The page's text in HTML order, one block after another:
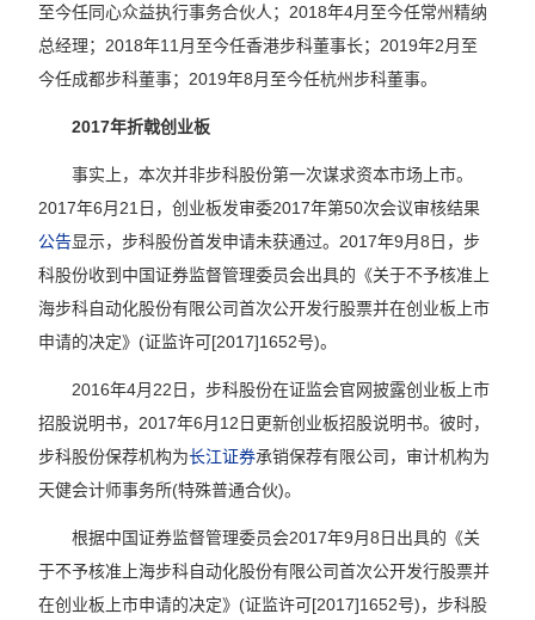
至今任同心众益执行事务合伙人；2018年4月至今任常州精纳
总经理；2018年11月至今任香港步科董事长；2019年2月至
今任成都步科董事；2019年8月至今任杭州步科董事。
2017年折戟创业板
事实上，本次并非步科股份第一次谋求资本市场上市。
2017年6月21日，创业板发审委2017年第50次会议审核结果
公告显示，步科股份首发申请未获通过。2017年9月8日，步
科股份收到中国证券监督管理委员会出具的《关于不予核准上
海步科自动化股份有限公司首次公开发行股票并在创业板上市
申请的决定》(证监许可[2017]1652号)。
2016年4月22日，步科股份在证监会官网披露创业板上市
招股说明书，2017年6月12日更新创业板招股说明书。彼时，
步科股份保荐机构为长江证券承销保荐有限公司，审计机构为
天健会计师事务所(特殊普通合伙)。
根据中国证券监督管理委员会2017年9月8日出具的《关
于不予核准上海步科自动化股份有限公司首次公开发行股票并
在创业板上市申请的决定》(证监许可[2017]1652号)，步科股